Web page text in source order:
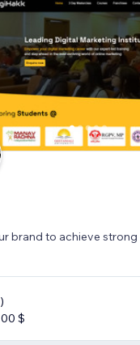
brand to achieve
)
$